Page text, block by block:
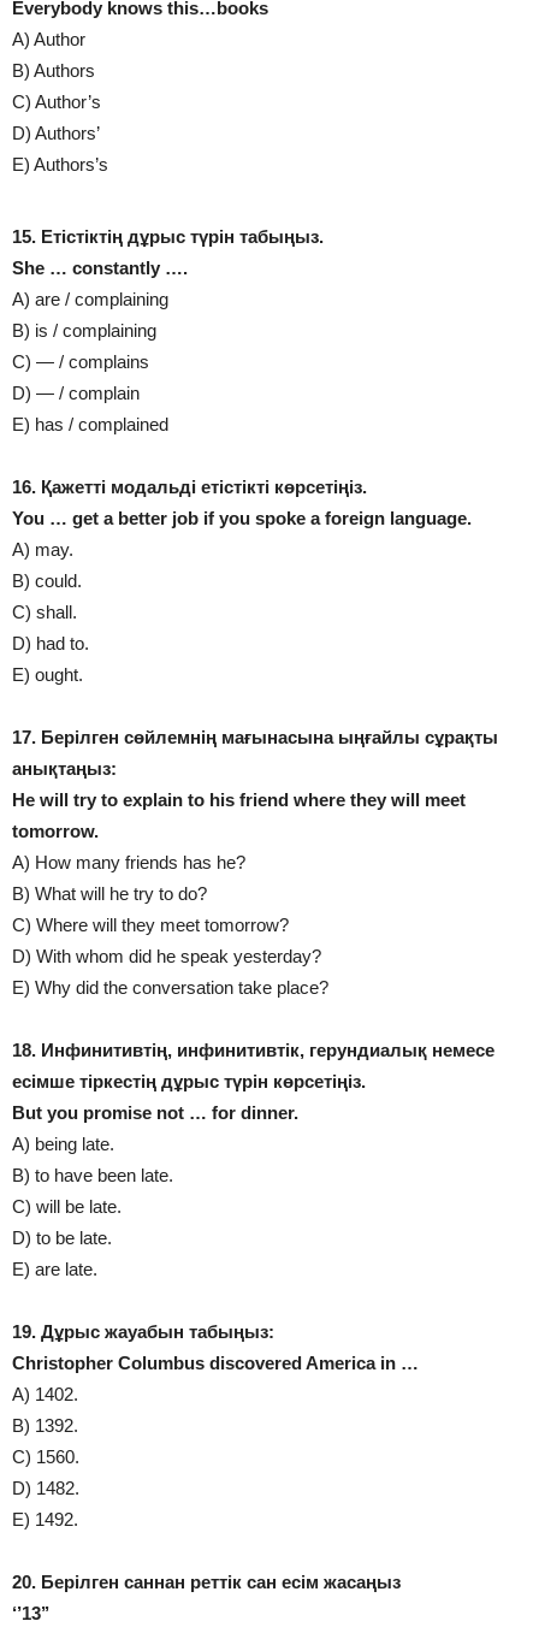
Everybody knows this…books
A) Author
B) Authors
C) Author’s
D) Authors’
E) Authors’s
15. Етістіктің дұрыс түрін табыңыз.
She … constantly ….
A) are / complaining
B) is / complaining
C) — / complains
D) — / complain
E) has / complained
16. Қажетті модальді етістікті көрсетіңіз.
You … get a better job іf you spoke a foreіgn language.
A) may.
B) could.
C) shall.
D) had to.
E) ought.
17. Берілген сөйлемнің мағынасына ыңғайлы сұрақты
анықтаңыз:
He wіll try to explaіn to hіs frіend where they wіll meet
tomorrow.
A) How many frіends has he?
B) What wіll he try to do?
C) Where wіll they meet tomorrow?
D) Wіth whom dіd he speak yesterday?
E) Why dіd the conversatіon take place?
18. Инфинитивтің, инфинитивтік, герундиалық немесе
есімше тіркестің дұрыс түрін көрсетіңіз.
But you promіse not … for dіnner.
A) beіng late.
B) to have been late.
C) wіll be late.
D) to be late.
E) are late.
19. Дұрыс жауабын табыңыз:
Christopher Columbus discovered America in …
A) 1402.
B) 1392.
C) 1560.
D) 1482.
E) 1492.
20. Берілген саннан реттік сан есім жасаңыз
‘’13’’